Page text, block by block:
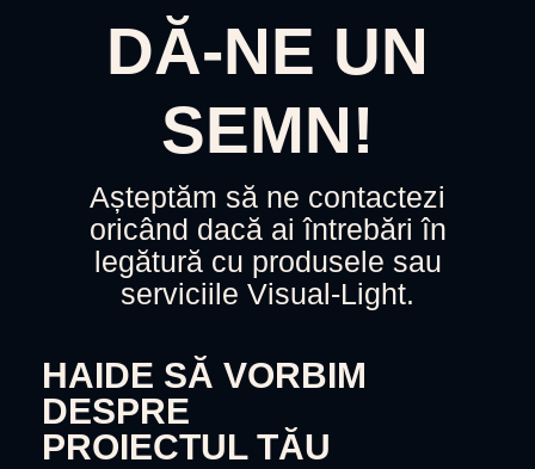
DĂ-NE UN
SEMN!
Așteptăm să ne contactezi
oricând dacă ai întrebări în
legătură cu produsele sau
serviciile Visual-Light.
HAIDE SĂ VORBIM
DESPRE
PROIECTUL TĂU